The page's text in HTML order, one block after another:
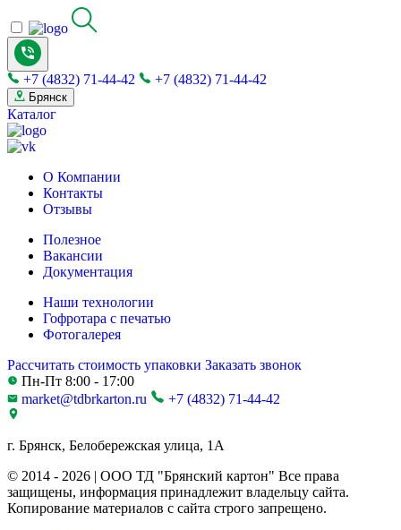
+7 (4832) 71-44-42 +7 (4832) 71-44-42
Брянск
Каталог
О Компании
Контакты
Отзывы
Полезное
Вакансии
Документация
Наши технологии
Гофротара с печатью
Фотогалерея
Рассчитать стоимость упаковки Заказать звонок
Пн-Пт 8:00 - 17:00
market@tdbrkarton.ru
+7 (4832) 71-44-42
г. Брянск, Белобережская улица, 1А
© 2014 - 2026 | ООО ТД "Брянский картон" Все права
защищены, информация принадлежит владельцу сайта.
Копирование материалов с сайта строго запрещено.